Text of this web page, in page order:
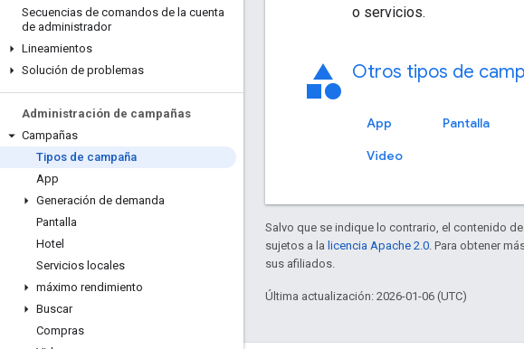
Secuencias de comandos de la cuenta
de administrador
Lineamientos
Solución de problemas
Administración de campañas
Campañas
Tipos de campaña
App
Generación de demanda
Pantalla
Hotel
Servicios locales
máximo rendimiento
Buscar
Compras
o servicios.
category Otros tipos de
App Pantalla
Video
Salvo que se indique lo contrario, el contenido
sujetos a la licencia Apache 2.0. Para obtener
sus afiliados.
Última actualización: 2026-01-06 (UTC)